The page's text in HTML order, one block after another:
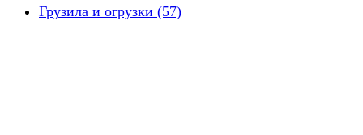
Грузила и огрузки (57)